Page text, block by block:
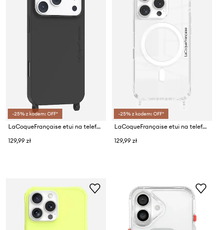
-25% z kodem: OFF*
LaCoqueFrançaise etui na telefon IPHONE 17 PRO
129,99 zł
-25% z kodem: OFF*
LaCoqueFrançaise etui na telefon iPhone 16 Pro MagSafe
129,99 zł